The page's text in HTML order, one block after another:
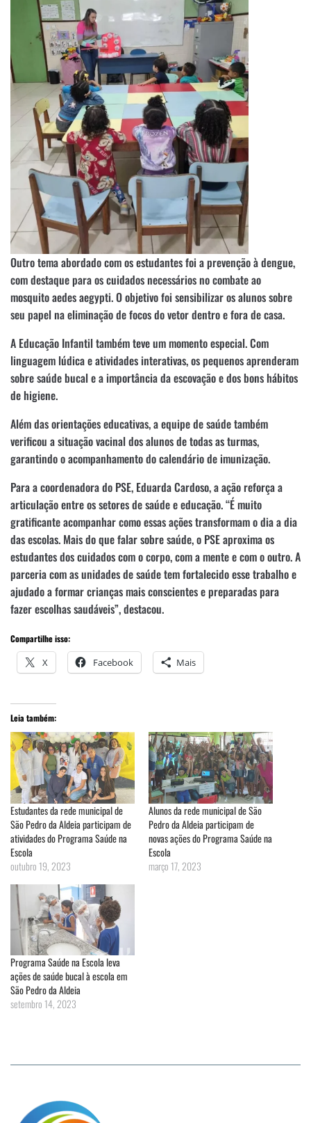
Outro tema abordado com os estudantes foi a prevenção à dengue,
com destaque para os cuidados necessários no combate ao
mosquito aedes aegypti. O objetivo foi sensibilizar os alunos sobre
seu papel na eliminação de focos do vetor dentro e fora de casa.
A Educação Infantil também teve um momento especial. Com
linguagem lúdica e atividades interativas, os pequenos aprenderam
sobre saúde bucal e a importância da escovação e dos bons hábitos
de higiene.
Além das orientações educativas, a equipe de saúde também
verificou a situação vacinal dos alunos de todas as turmas,
garantindo o acompanhamento do calendário de imunização.
Para a coordenadora do PSE, Eduarda Cardoso, a ação reforça a
articulação entre os setores de saúde e educação. “É muito
gratificante acompanhar como essas ações transformam o dia a dia
das escolas. Mais do que falar sobre saúde, o PSE aproxima os
estudantes dos cuidados com o corpo, com a mente e com o outro. A
parceria com as unidades de saúde tem fortalecido esse trabalho e
ajudado a formar crianças mais conscientes e preparadas para
fazer escolhas saudáveis”, destacou.
Compartilhe isso:
X Facebook Mais
Leia também:
Estudantes da rede municipal de
São Pedro da Aldeia participam de
atividades do Programa Saúde na
Escola
outubro 19, 2023
Alunos da rede municipal de São
Pedro da Aldeia participam de
novas ações do Programa Saúde na
Escola
março 17, 2023
Programa Saúde na Escola leva
ações de saúde bucal à escola em
São Pedro da Aldeia
setembro 14, 2023